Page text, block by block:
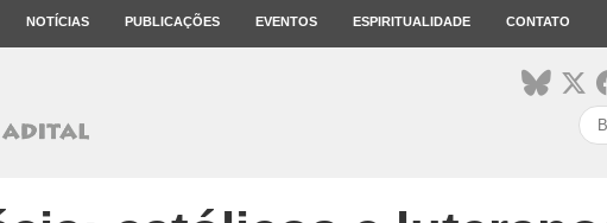
NOTÍCIAS PUBLICAÇÕES EVENTOS ESPIRITUALIDADE CONTATO